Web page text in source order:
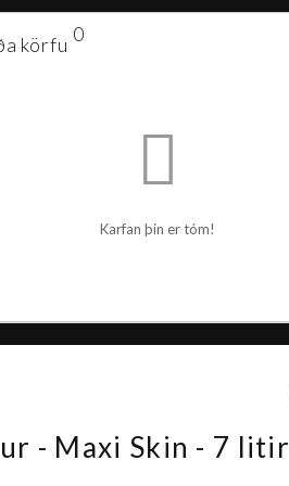
körfu 0
Karfan þín er tóm!
- Maxi Skin - 7 litir